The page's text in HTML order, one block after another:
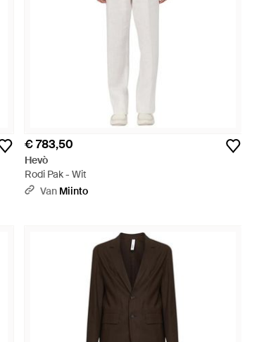
€ 783,50
Hevò
Rodi Pak - Wit
Van Miinto